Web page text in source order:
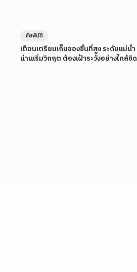
เตือนเตรียมเก็บของขึ้นที่สูง ระดับแม่น้ำ
น่านเริ่มวิกฤต ต้องเฝ้าระวังอย่างใกล้ชิด
ภัยพิบัติ